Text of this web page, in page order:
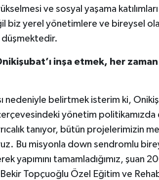
ve sosyal yaşama
biz yerel yönetimlere ve bireysel
inşa etmek, her
nedeniyle belirtmek isterim ki,
yönetim
tanıyor, bütün projelerimizin
Bu misyonla down sendromlu
yapımını tamamladığımız, şuan
Bekir Topçuoğlu Özel Eğitim ve